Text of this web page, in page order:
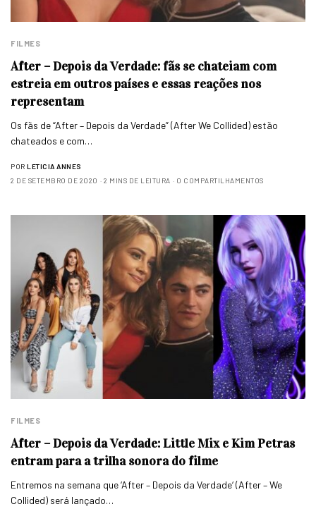
FILMES
After – Depois da Verdade: fãs se chateiam com
estreia em outros países e essas reações nos
representam
Os fãs de “After – Depois da Verdade” (After We Collided) estão
chateados e com…
POR LETICIA ANNES
2 DE SETEMBRO DE 2020
2 MINS DE LEITURA 0 COMPARTILHAMENTOS
FILMES
After – Depois da Verdade: Little Mix e Kim Petras
entram para a trilha sonora do filme
Entremos na semana que ‘After – Depois da Verdade‘ (After – We
Collided) será lançado…